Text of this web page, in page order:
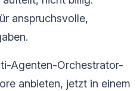
anspruchsvolle,
Agenten-Orchestrator-
anbieten, jetzt in einem